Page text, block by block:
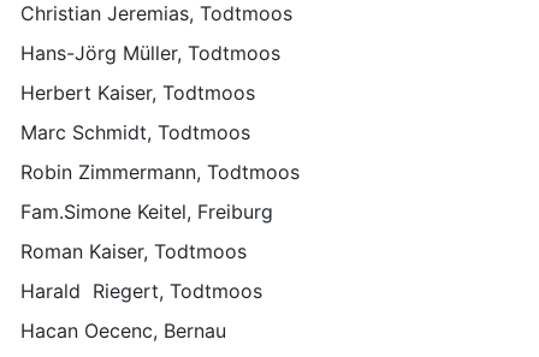
Christian Jeremias, Todtmoos
Hans-Jörg Müller, Todtmoos
Herbert Kaiser, Todtmoos
Marc Schmidt, Todtmoos
Robin Zimmermann, Todtmoos
Fam.Simone Keitel, Freiburg
Roman Kaiser, Todtmoos
Harald Riegert, Todtmoos
Hacan Oecenc, Bernau